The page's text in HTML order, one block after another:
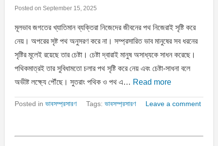
Posted on September 15, 2025
মূলভাব জগতের খ্যাতিমান ব্যক্তিরা নিজেদের জীবনের পথ নিজেরাই সৃষ্টি করে
নেয়। অপরের সৃষ্ট পথ অনুসরণ করে না। সম্প্রসারিত ভাব মানুষের সব ধরনের
সৃষ্টির মূলেই রয়েছে তার চেষ্টা। চেষ্টা দ্বারাই মানুষ অসাধ্যকে সাধন করেছে।
পথিকমাত্রই তার সুবিধামতাে চলার পথ সৃষ্টি করে নেয় এবং চেষ্টা-সাধনা বলে
অভীষ্ট লক্ষ্যে পৌঁছে। সুতরাং পথিক ও পথ এ… Read more
Posted in ভাবসম্প্রসারণ Tags: ভাবসম্প্রসারণ Leave a comment